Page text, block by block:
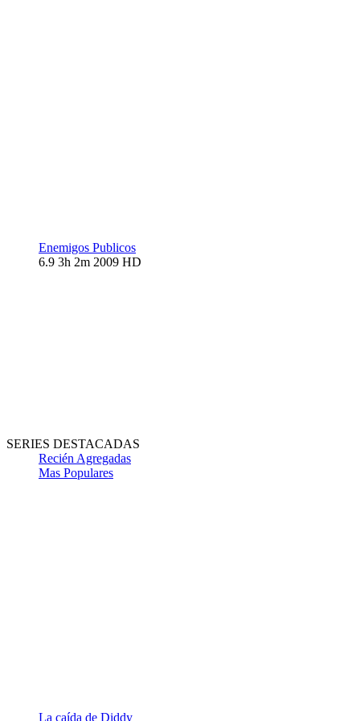
Enemigos Publicos
6.9 3h 2m 2009 HD
SERIES DESTACADAS
Recién Agregadas
Mas Populares
La caída de Diddy